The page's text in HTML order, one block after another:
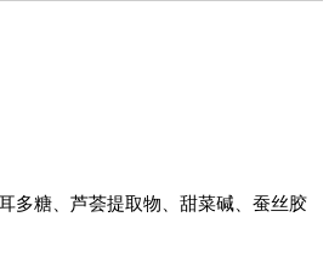
多糖、芦荟提取物、甜菜碱、蚕丝胶